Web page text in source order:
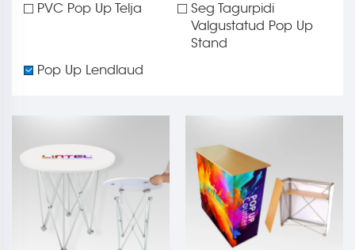
PVC Pop Up Telja
Seg Tagurpidi
Valgustatud Pop Up
Stand
Pop Up Lendlaud